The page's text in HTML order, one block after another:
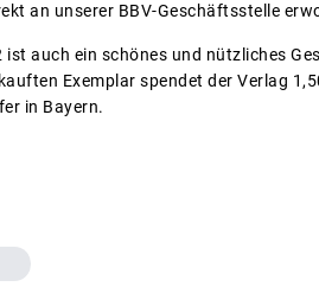
an unserer BBV-Geschäftsstelle
auch ein schönes und nützliches
Exemplar spendet der Verlag
in Bayern.